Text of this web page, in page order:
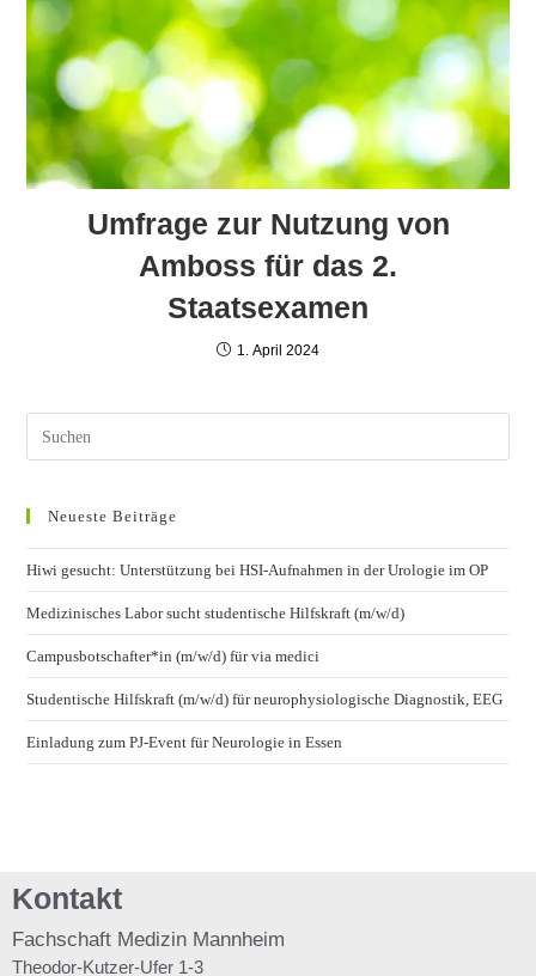
Umfrage zur Nutzung von
Amboss für das 2.
Staatsexamen
1. April 2024
Neueste Beiträge
Hiwi gesucht: Unterstützung bei HSI-Aufnahmen in der Urologie im OP
Medizinisches Labor sucht studentische Hilfskraft (m/w/d)
Campusbotschafter*in (m/w/d) für via medici
Studentische Hilfskraft (m/w/d) für neurophysiologische Diagnostik, EEG
Einladung zum PJ-Event für Neurologie in Essen
Kontakt
Fachschaft Medizin Mannheim
Theodor-Kutzer-Ufer 1-3